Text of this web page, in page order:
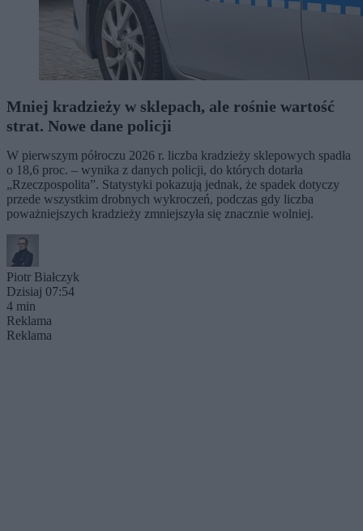
Mniej kradzieży w sklepach, ale rośnie wartość
strat. Nowe dane policji
W pierwszym półroczu 2026 r. liczba kradzieży sklepowych spadła
o 18,6 proc. – wynika z danych policji, do których dotarła
„Rzeczpospolita”. Statystyki pokazują jednak, że spadek dotyczy
przede wszystkim drobnych wykroczeń, podczas gdy liczba
poważniejszych kradzieży zmniejszyła się znacznie wolniej.
Piotr Białczyk
Dzisiaj 07:54
4 min
Reklama
Reklama